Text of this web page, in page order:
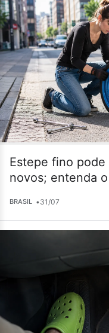
Estepe fino
novos; entenda
BRASIL •31/07